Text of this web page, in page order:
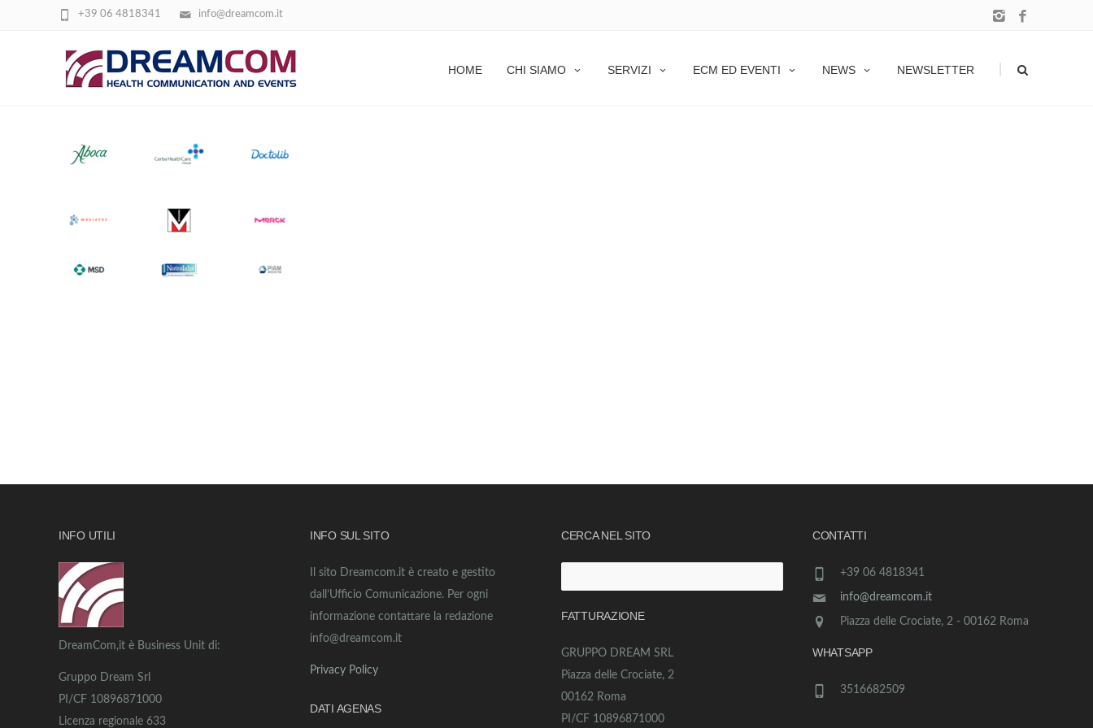
info@dreamcom.it
+39 06 4818341
HOME CHI SIAMO SERVIZI ECM ED EVENTI NEWS NEWSLETTER
SCREENSHOT 2026-03-09 164619
INFO UTILI
DreamCom,it è Business Unit di:
Gruppo Dream Srl
PI/CF 10896871000
Licenza regionale 633
INFO SUL SITO
Il sito Dreamcom.it è creato e gestito
dall’Ufficio Comunicazione. Per ogni
informazione contattare la redazione
info@dreamcom.it
Privacy Policy
DATI AGENAS
CERCA NEL SITO
per:
FATTURAZIONE
GRUPPO DREAM SRL
Piazza delle Crociate, 2
00162 Roma
PI/CF 10896871000
CONTATTI
+39 06 4818341
info@dreamcom.it
Piazza delle Crociate, 2 - 00162 Roma
WHATSAPP
3516682509